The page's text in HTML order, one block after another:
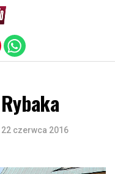
22 czerwca 2016